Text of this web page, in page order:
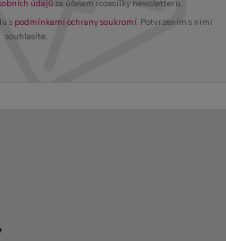
údajůza účelem rozesílky newsletteru.
s podmínkami ochrany soukromí. Potvrzením s nimi
souhlasíte.